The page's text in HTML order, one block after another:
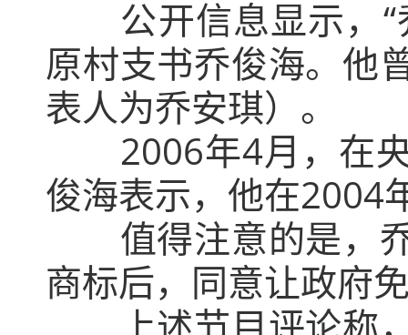
公开信息显示，
原村支书乔俊海。他
表人为乔安琪）。
2006年4月，在
俊海表示，他在2004
值得注意的是，
商标后，同意让政府